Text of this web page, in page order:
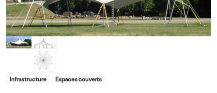
Product Category
Infrastructure Espaces couverts